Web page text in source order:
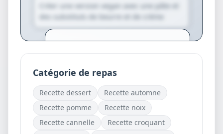
Créer une version vegan avec une pâte et
des substituts de beurre et de crème
Créez votre compte pour générer
des variantes personnalisées et des
Je crée mon compte
gratuitement
Catégorie de repas
Recette dessert Recette automne
Recette pomme Recette noix
Recette cannelle Recette croquant